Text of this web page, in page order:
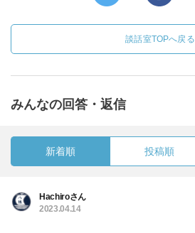
談話室TOPへ戻る
みんなの回答・返信
新着順 投稿順
Hachiroさん
2023.04.14